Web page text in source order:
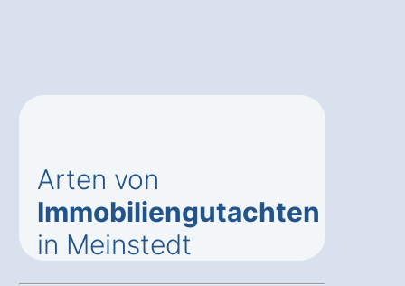
Arten von
Immobiliengutachten
in Meinstedt